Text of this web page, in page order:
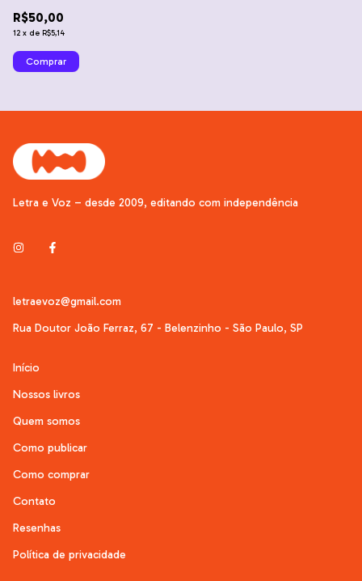
R$50,00
12 x de R$5,14
Letra e Voz – desde 2009, editando com independência
letraevoz@gmail.com
Rua Doutor João Ferraz, 67 - Belenzinho - São Paulo, SP
Início
Nossos livros
Quem somos
Como publicar
Como comprar
Contato
Resenhas
Política de privacidade